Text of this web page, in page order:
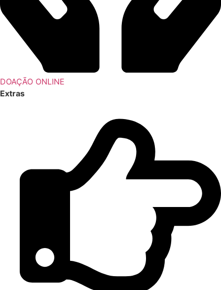
DOAÇÃO ONLINE
Extras